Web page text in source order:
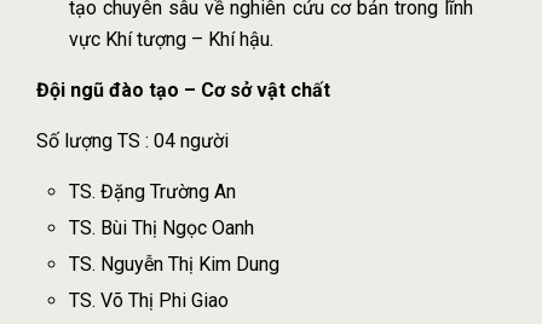
tạo chuyên sâu về nghiên cứu cơ bản trong lĩnh
vực Khí tượng – Khí hậu.
Đội ngũ đào tạo – Cơ sở vật chất
Số lượng TS : 04 người
TS. Đặng Trường An
TS. Bùi Thị Ngọc Oanh
TS. Nguyễn Thị Kim Dung
TS. Võ Thị Phi Giao